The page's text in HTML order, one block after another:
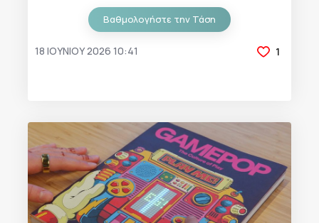
Βαθμολογήστε την Τάση
18 ΙΟΥΝΊΟΥ 2026 10:41 1